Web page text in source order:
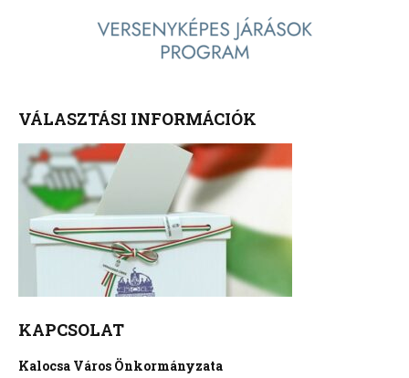
VÁLASZTÁSI INFORMÁCIÓK
KAPCSOLAT
Kalocsa Város Önkormányzata